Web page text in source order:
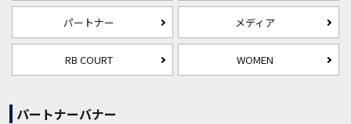
パートナー メディア
RB COURT WOMEN
パートナーバナー